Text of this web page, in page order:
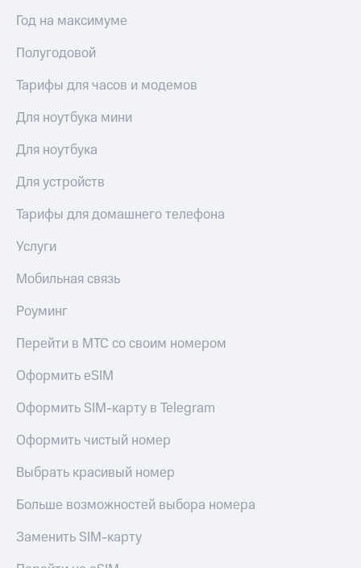
Год на максимуме
Полугодовой
Тарифы для часов и модемов
Для ноутбука мини
Для ноутбука
Для устройств
Тарифы для домашнего телефона
Услуги
Мобильная связь
Роуминг
Перейти в МТС со своим номером
Оформить eSIM
Оформить SIM-карту в Telegram
Оформить чистый номер
Выбрать красивый номер
Больше возможностей выбора номера
Заменить SIM-карту